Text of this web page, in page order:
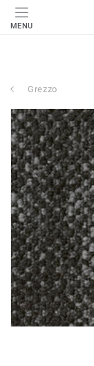
MENU
Grezzo